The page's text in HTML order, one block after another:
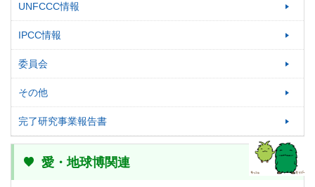
UNFCCC情報
IPCC情報
委員会
その他
完了研究事業報告書
愛・地球博関連